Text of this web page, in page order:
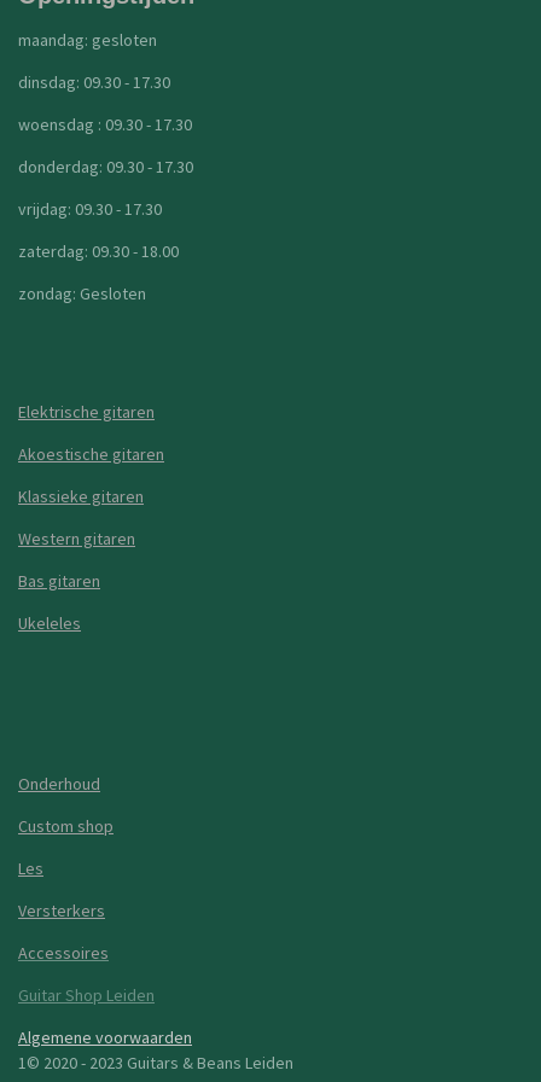
maandag: gesloten
dinsdag: 09.30 - 17.30
woensdag : 09.30 - 17.30
donderdag: 09.30 - 17.30
vrijdag: 09.30 - 17.30
zaterdag: 09.30 - 18.00
zondag: Gesloten
Elektrische gitaren
Akoestische gitaren
Klassieke gitaren
Western gitaren
Bas gitaren
Ukeleles
Onderhoud
Custom shop
Les
Versterkers
Accessoires
Guitar Shop Leiden
Algemene voorwaarden
1© 2020 - 2023 Guitars & Beans Leiden